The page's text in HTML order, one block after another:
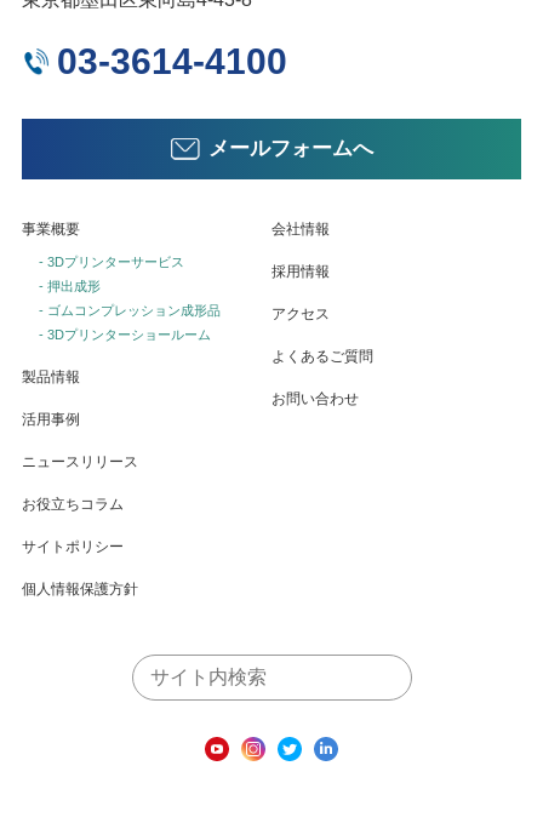
03-3614-4100
メールフォームへ
事業概要
- 3Dプリンターサービス
- 押出成形
- ゴムコンプレッション成形品
- 3Dプリンターショールーム
製品情報
活用事例
ニュースリリース
お役立ちコラム
会社情報
採用情報
アクセス
よくあるご質問
お問い合わせ
サイトポリシー
個人情報保護方針